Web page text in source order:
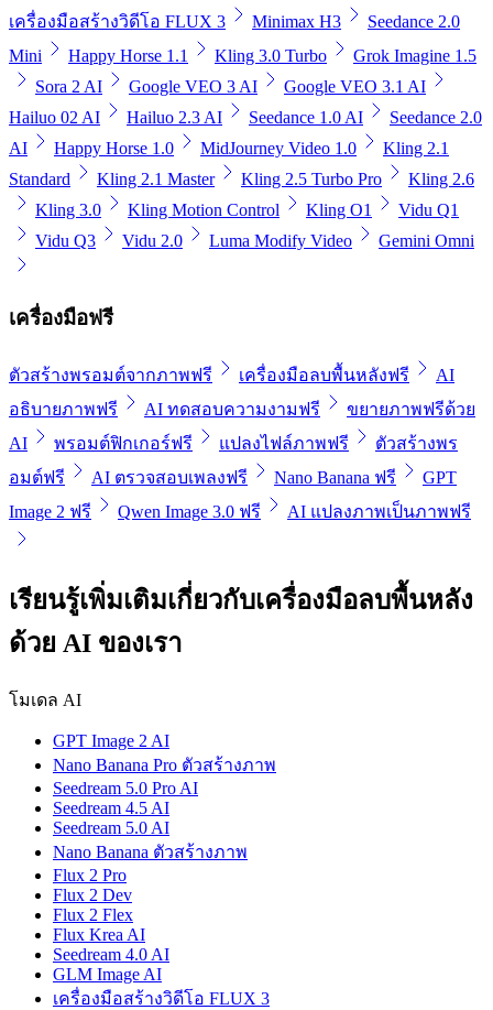
เครื่องมือสร้างวิดีโอ FLUX 3 Minimax H3
Seedance 2.0
Mini
Happy Horse 1.1 Kling 3.0 Turbo
Grok Imagine 1.5
Sora 2 AI
Google VEO 3 AI
Google VEO 3.1 AI
Hailuo 02 AI
Hailuo 2.3 AI Seedance 1.0 AI
Seedance 2.0
AI
Happy Horse 1.0 MidJourney Video 1.0
Kling 2.1
Standard
Kling 2.1 Master Kling 2.5 Turbo Pro
Kling 2.6
Kling 3.0
Kling Motion Control Kling O1
Vidu Q1
Vidu Q3
Vidu 2.0 Luma Modify Video Gemini Omni
เครื่องมือฟรี
ตัวสร้างพรอมต์จากภาพฟรี เครื่องมือลบพื้นหลังฟรี
AI
อธิบายภาพฟรี
AI ทดสอบความงามฟรี
ขยายภาพฟรีด้วย
AI
พรอมต์ฟิกเกอร์ฟรี แปลงไฟล์ภาพฟรี
ตัวสร้างพร
อมต์ฟรี
AI ตรวจสอบเพลงฟรี Nano Banana ฟรี
GPT
Image 2 ฟรี
Qwen Image 3.0 ฟรี AI แปลงภาพเป็นภาพฟรี
เรียนรู้เพิ่มเติมเกี่ยวกับเครื่องมือลบพื้นหลัง
ด้วย AI ของเรา
โมเดล AI
GPT Image 2 AI
Nano Banana Pro ตัวสร้างภาพ
Seedream 5.0 Pro AI
Seedream 4.5 AI
Seedream 5.0 AI
Nano Banana ตัวสร้างภาพ
Flux 2 Pro
Flux 2 Dev
Flux 2 Flex
Flux Krea AI
Seedream 4.0 AI
GLM Image AI
เครื่องมือสร้างวิดีโอ FLUX 3